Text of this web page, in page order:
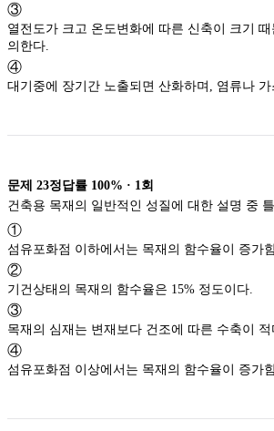
③
열전도가 크고 온도변화에 따른 신축이 크기
의한다.
④
대기중에 장기간 노출되면 산화하며, 염류나 가
문제 23정답률 100% · 1 회
건축용 목재의 일반적인 성질에 대한 설명 중
①
섬유포화점 이하에서는 목재의 함수율이 증가
②
기건상태의 목재의 함수율은 15% 정도이다.
③
목재의 심재는 변재보다 건조에 따른 수축이 적
④
섬유포화점 이상에서는 목재의 함수율이 증가